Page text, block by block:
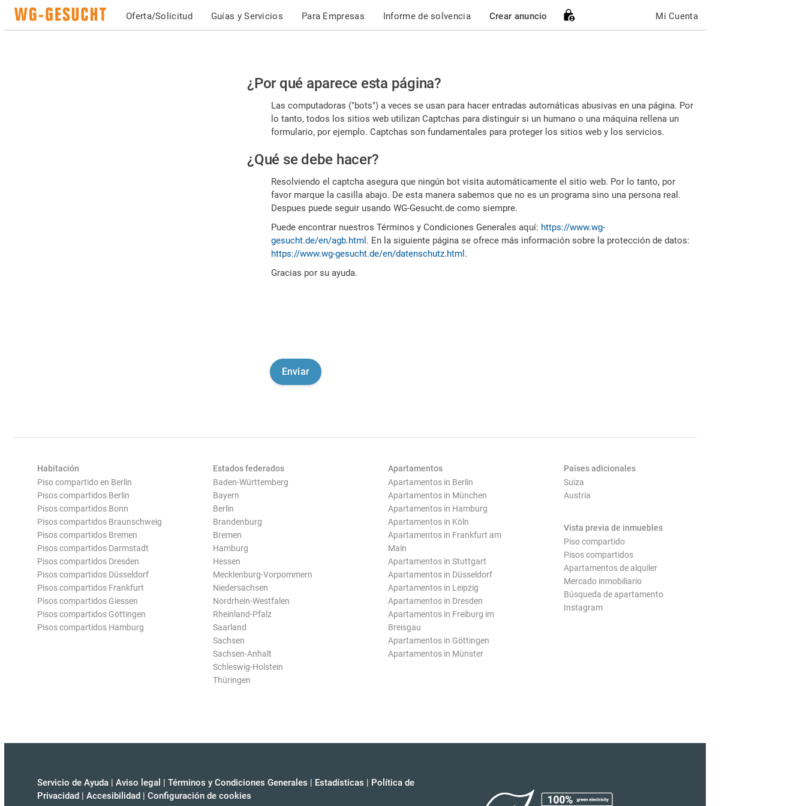
Oferta/Solicitud Guías y Servicios Para Empresas Informe de solvencia Crear anuncio Mi Cuenta
Por
favor,
confirme
es
humano
¿Por qué aparece esta página?
Las computadoras ("bots") a veces se usan para hacer entradas automáticas abusivas en una página. Por
lo tanto, todos los sitios web utilizan Captchas para distinguir si un humano o una máquina rellena un
formulario, por ejemplo. Captchas son fundamentales para proteger los sitios web y los servicios.
¿Qué se debe hacer?
Resolviendo el captcha asegura que ningún bot visita automáticamente el sitio web. Por lo tanto, por
favor marque la casilla abajo. De esta manera sabemos que no es un programa sino una persona real.
Despues puede seguir usando WG-Gesucht.de como siempre.
Puede encontrar nuestros Términos y Condiciones Generales aquí: https://www.wg-
gesucht.de/en/agb.html . En la siguiente página se ofrece más información sobre la protección de datos:
https://www.wg-gesucht.de/en/datenschutz.html .
Gracias por su ayuda.
Habitación
Piso compartido en Berlin
Pisos compartidos Berlin
Pisos compartidos Bonn
Pisos compartidos Braunschweig
Pisos compartidos Bremen
Pisos compartidos Darmstadt
Pisos compartidos Dresden
Pisos compartidos Düsseldorf
Pisos compartidos Frankfurt
Pisos compartidos Giessen
Pisos compartidos Göttingen
Pisos compartidos Hamburg
Estados federados
Baden-Württemberg
Bayern
Berlin
Brandenburg
Bremen
Hamburg
Hessen
Mecklenburg-Vorpommern
Niedersachsen
Nordrhein-Westfalen
Rheinland-Pfalz
Saarland
Sachsen
Sachsen-Anhalt
Schleswig-Holstein
Thüringen
Apartamentos
Apartamentos in Berlin
Apartamentos in München
Apartamentos in Hamburg
Apartamentos in Köln
Apartamentos in Frankfurt am
Main
Apartamentos in Stuttgart
Apartamentos in Düsseldorf
Apartamentos in Leipzig
Apartamentos in Dresden
Apartamentos in Freiburg im
Breisgau
Apartamentos in Göttingen
Apartamentos in Münster
Países adicionales
Suiza
Austria
Vista previa de inmuebles
Piso compartido
Pisos compartidos
Apartamentos de alquiler
Mercado inmobiliario
Búsqueda de apartamento
Instagram
Servicio de Ayuda | Aviso legal | Términos y Condiciones Generales | Estadísticas | Política de
Privacidad | Accesibilidad | Configuración de cookies